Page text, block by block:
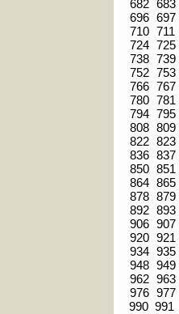
682 683
696 697
710 711
724 725
738 739
752 753
766 767
780 781
794 795
808 809
822 823
836 837
850 851
864 865
878 879
892 893
906 907
920 921
934 935
948 949
962 963
976 977
990 991